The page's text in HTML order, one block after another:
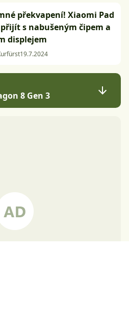
překvapení! Xiaomi Pad
s nabušeným čipem a
displejem
19.7.2024
8 Gen 3